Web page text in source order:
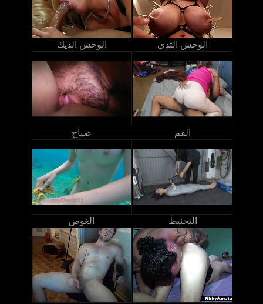
الوحش الديك الوحش الثدي
صباح الفم
الغوص التحنيط